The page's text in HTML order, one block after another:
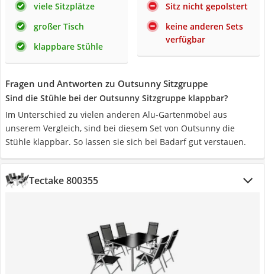
viele Sitzplätze
großer Tisch
klappbare Stühle
Sitz nicht gepolstert
keine anderen Sets
verfügbar
Fragen und Antworten zu Outsunny Sitzgruppe
Sind die Stühle bei der Outsunny Sitzgruppe klappbar?
Im Unterschied zu vielen anderen Alu-Gartenmöbel aus
unserem Vergleich, sind bei diesem Set von Outsunny die
Stühle klappbar. So lassen sie sich bei Badarf gut verstauen.
Tectake 800355